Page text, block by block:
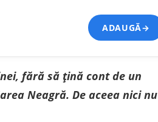
ADAUGĂ→
fără să țină cont de un
Neagră. De aceea nici nu